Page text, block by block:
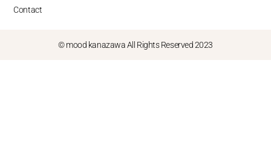
Contact
© mood kanazawa All Rights Reserved 2023